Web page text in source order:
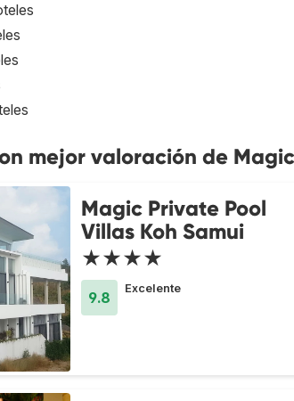
mejor valoración de Magic
Magic Private Pool
Villas Koh Samui
★★★★
9.8
Excelente